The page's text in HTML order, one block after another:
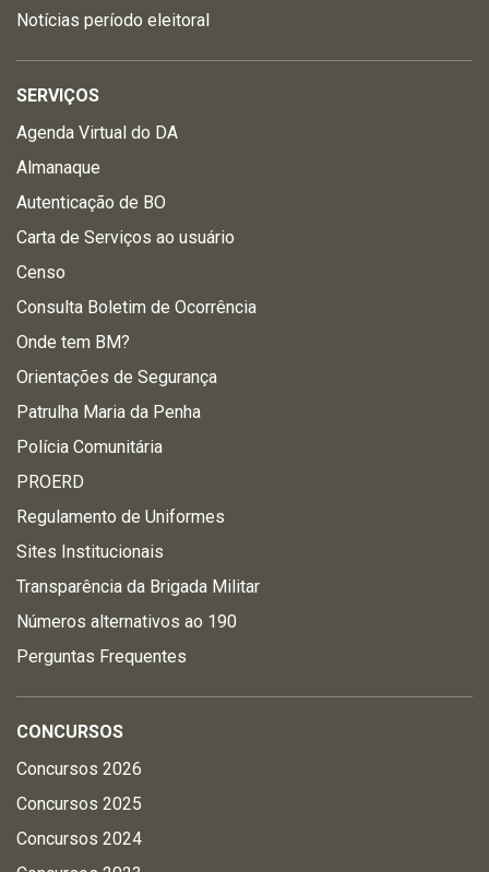
Notícias período eleitoral
SERVIÇOS
Agenda Virtual do DA
Almanaque
Autenticação de BO
Carta de Serviços ao usuário
Censo
Consulta Boletim de Ocorrência
Onde tem BM?
Orientações de Segurança
Patrulha Maria da Penha
Polícia Comunitária
PROERD
Regulamento de Uniformes
Sites Institucionais
Transparência da Brigada Militar
Números alternativos ao 190
Perguntas Frequentes
CONCURSOS
Concursos 2026
Concursos 2025
Concursos 2024